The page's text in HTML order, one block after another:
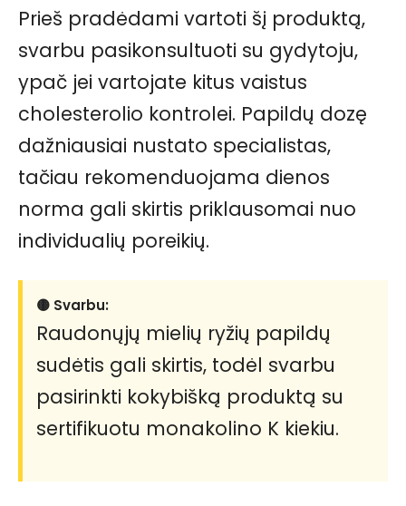
Prieš pradėdami vartoti šį produktą,
svarbu pasikonsultuoti su gydytoju,
ypač jei vartojate kitus vaistus
cholesterolio kontrolei. Papildų dozę
dažniausiai nustato specialistas,
tačiau rekomenduojama dienos
norma gali skirtis priklausomai nuo
individualių poreikių.
🟡 Svarbu:
Raudonųjų mielių ryžių papildų
sudėtis gali skirtis, todėl svarbu
pasirinkti kokybišką produktą su
sertifikuotu monakolino K kiekiu.